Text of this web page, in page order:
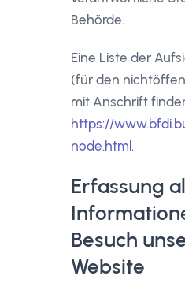
Behörde.
Eine Liste der
(für den
mit Anschrift
https://
node.html .
Erfassung
Besuch
Website